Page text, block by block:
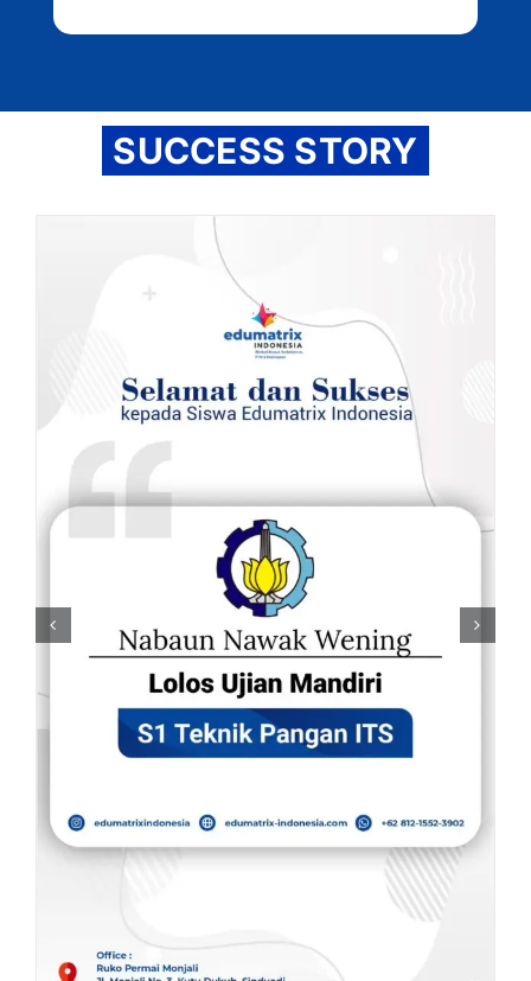
SUCCESS STORY